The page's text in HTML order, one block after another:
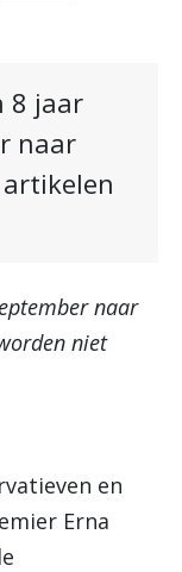
8 jaar
naar
naar
niet
en
Erna